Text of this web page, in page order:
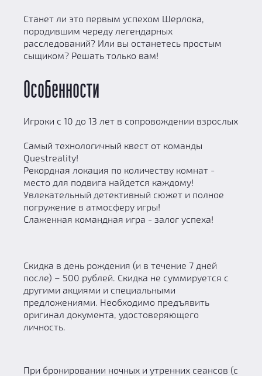
Станет ли это первым успехом Шерлока,
породившим череду легендарных
расследований? Или вы останетесь простым
сыщиком? Решать только вам!
Особенности
Игроки с 10 до 13 лет в сопровождении взрослых
Самый технологичный квест от команды
Questreality!
Рекордная локация по количеству комнат -
место для подвига найдется каждому!
Увлекательный детективный сюжет и полное
погружение в атмосферу игры!
Слаженная командная игра - залог успеха!
Скидка в день рождения (и в течение 7 дней
после) – 500 рублей. Скидка не суммируется с
другими акциями и специальными
предложениями. Необходимо предъявить
оригинал документа, удостоверяющего
личность.
При бронировании ночных и утренних сеансов (с